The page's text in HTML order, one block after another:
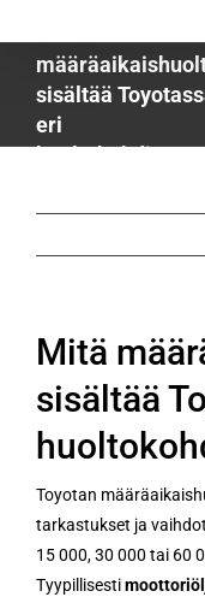
sisältää
eri
huoltokohdissa?
Mitä
sisältää
Toyotan
tarkastukset ja
15 000, 30 000 tai 60
Tyypillisesti